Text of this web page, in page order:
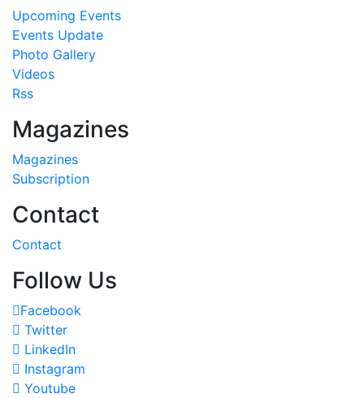
Upcoming Events
Events Update
Photo Gallery
Videos
Rss
Magazines
Magazines
Subscription
Contact
Contact
Follow Us
Facebook
Twitter
LinkedIn
Instagram
Youtube